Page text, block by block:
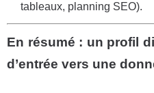
tableaux, planning SEO).
En résumé : un profil
d’entrée vers une